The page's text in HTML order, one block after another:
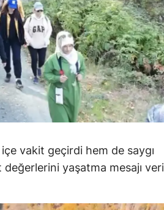
vakit geçirdi hem de saygı
yaşatma mesajı